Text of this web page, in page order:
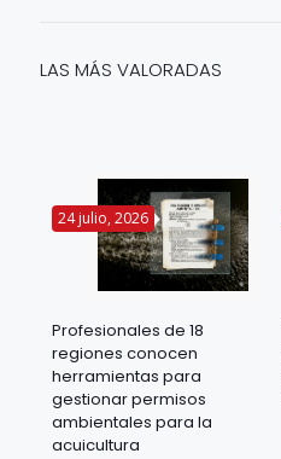
LAS MÁS VALORADAS
24 julio, 2026
Profesionales de 18
regiones conocen
herramientas para
gestionar permisos
ambientales para la
acuicultura